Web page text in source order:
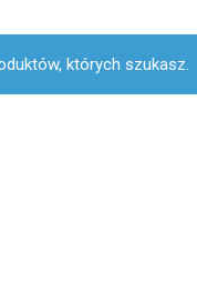
których szukasz.